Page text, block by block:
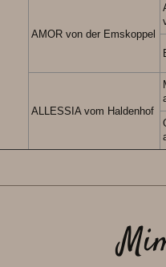
AMOR von der Emskoppel
ALLESSIA vom Haldenhof